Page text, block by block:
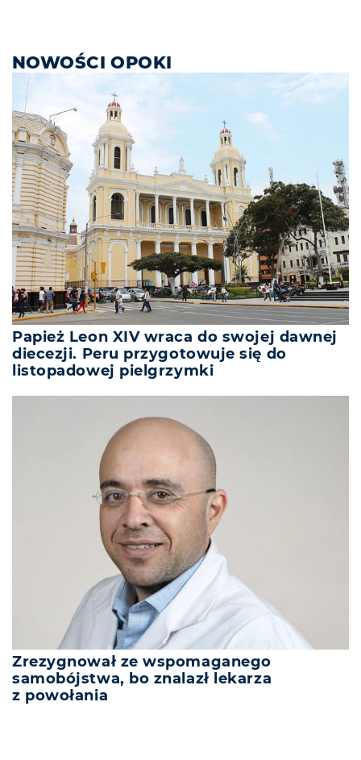
NOWOŚCI OPOKI
Papież Leon XIV wraca do swojej dawnej
diecezji. Peru przygotowuje się do
listopadowej pielgrzymki
Zrezygnował ze wspomaganego
samobójstwa, bo znalazł lekarza
z powołania